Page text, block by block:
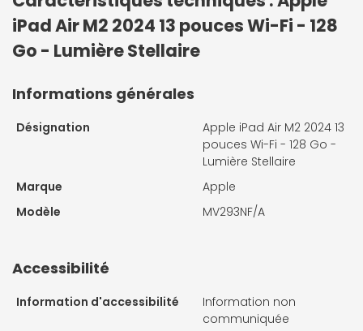
iPad Air M2 2024 13 pouces Wi-Fi - 128
Go - Lumière Stellaire
Informations générales
Désignation
Apple iPad Air M2 2024 13
pouces Wi-Fi - 128 Go -
Lumière Stellaire
Marque
Apple
Modèle
MV293NF/A
Accessibilité
Information d'accessibilité
Information non
communiquée